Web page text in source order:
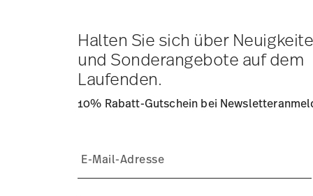
Spülmaschinenfest
Lieferzeit innerhalb Deutschlands:
3-5 Werktage für
andere Länderhier einsehen.
Retouren:Für Retouren nutzen Sie bitte unseren
Halten Sie sich über
und Sonderangebote auf dem
Laufenden.
10% Rabatt-Gutschein bei